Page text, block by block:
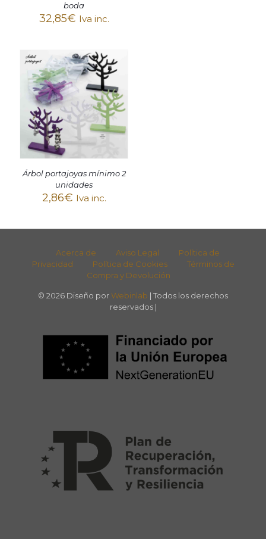
boda
32,85€ Iva inc.
Árbol portajoyas mínimo 2
unidades
2,86€ Iva inc.
Acerca de Aviso Legal
Política de
Privacidad
Política de Cookies
Términos de
Compra y Devolución
© 2026 Diseño por Webinlab | Todos los derechos
reservados |